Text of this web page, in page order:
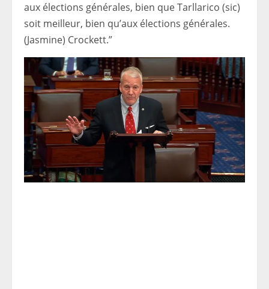
aux élections générales, bien que Tarllarico (sic)
soit meilleur, bien qu’aux élections générales.
(Jasmine) Crockett.”